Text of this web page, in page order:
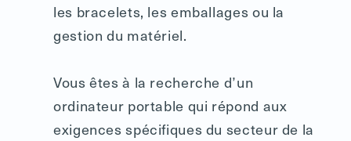
les bracelets, les emballages ou la
gestion du matériel.
Vous êtes à la recherche d’un
ordinateur portable qui répond aux
exigences spécifiques du secteur de la